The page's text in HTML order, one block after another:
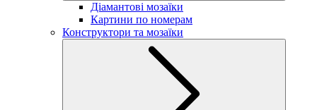
Діамантові мозаїки
Картини по номерам
Конструктори та мозаїки